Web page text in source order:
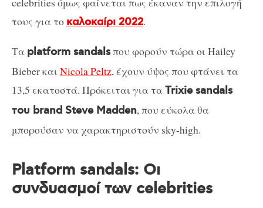
τους για το καλοκαίρι 2022.
Τα platform sandalsπου φορούν τώρα οι Hailey
Bieber και Nicola Peltz, έχουν ύψος που φτάνει τα
13,5 εκατοστά. Πρόκειται για ταTrixie sandals
του brand Steve Madden, που εύκολα θα
μπορούσαν να χαρακτηριστούν sky-high.
Platform sandals: Οι
συνδυασμοί των celebrities